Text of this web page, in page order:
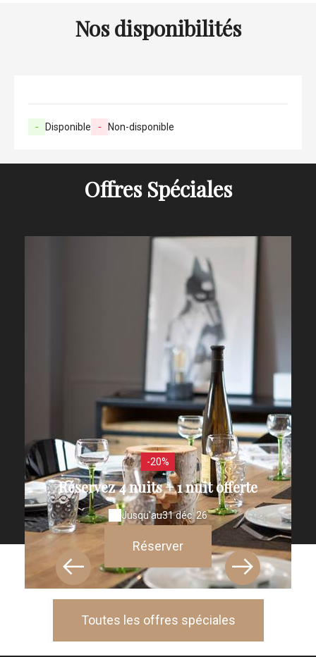
Nos disponibilités
- Disponible - Non-disponible
Offres Spéciales
-20%
Réservez 4 nuits + 1 nuit offerte
Jusqu'au31 déc. 26
Réserver
Toutes les offres spéciales